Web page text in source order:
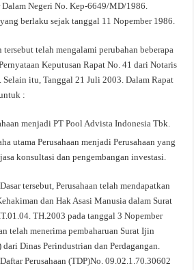
Negeri No. Kep-6649/MD/1986.
berlaku sejak tanggal 11 Nopember 1986.
tersebut telah mengalami perubahan beberapa
Keputusan Rapat No. 41 dari Notaris
itu, Tanggal 21 Juli 2003. Dalam Rapat
:
menjadi PT Pool Advista Indonesia Tbk.
utama Perusahaan menjadi Perusahaan yang
konsultasi dan pengembangan investasi.
tersebut, Perusahaan telah mendapatkan
dan Hak Asasi Manusia dalam Surat
TH.2003 pada tanggal 3 Nopember
telah menerima pembaharuan Surat Ijin
dari Dinas Perindustrian dan Perdagangan.
Perusahaan (TDP)No. 09.02.1.70.30602